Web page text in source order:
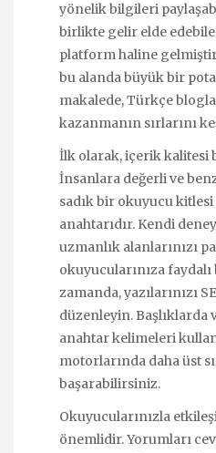
yönelik bilgileri
birlikte gelir elde
platform haline
bu alanda büyük bir
makalede, Türkçe
kazanmanın sırlarını
İlk olarak, içerik kalitesi
İnsanlara değerli ve
sadık bir okuyucu
anahtarıdır. Kendi
uzmanlık alanlarınızı
okuyucularınıza
zamanda, yazılarınızı
düzenleyin. Başlıklarda
anahtar kelimeleri
motorlarında daha üst
başarabilirsiniz.
Okuyucularınızla
önemlidir. Yorumları